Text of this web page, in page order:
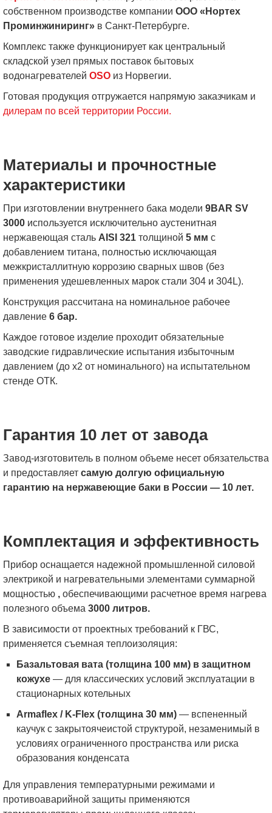
собственном производстве компании ООО «Нортех
Проминжиниринг» в Санкт-Петербурге.
Комплекс также функционирует как центральный
складской узел прямых поставок бытовых
водонагревателей OSO из Норвегии.
Готовая продукция отгружается напрямую заказчикам и
дилерам по всей территории России.
Материалы и прочностные
характеристики
При изготовлении внутреннего бака модели 9BAR SV
3000 используется исключительно аустенитная
нержавеющая сталь AISI 321 толщиной 5 мм с
добавлением титана, полностью исключающая
межкристаллитную коррозию сварных швов (без
применения удешевленных марок стали 304 и 304L).
Конструкция рассчитана на номинальное рабочее
давление 6 бар.
Каждое готовое изделие проходит обязательные
заводские гидравлические испытания избыточным
давлением (до x2 от номинального) на испытательном
стенде ОТК.
Гарантия 10 лет от завода
Завод-изготовитель в полном объеме несет обязательства
и предоставляет самую долгую официальную
гарантию на нержавеющие баки в России — 10 лет.
Комплектация и эффективность
Прибор оснащается надежной промышленной силовой
электрикой и нагревательными элементами суммарной
мощностью , обеспечивающими расчетное время нагрева
полезного объема 3000 литров.
В зависимости от проектных требований к ГВС,
применяется съемная теплоизоляция:
Базальтовая вата (толщина 100 мм) в защитном
кожухе— для классических условий эксплуатации в
стационарных котельных
Armaflex / K-Flex (толщина 30 мм)— вспененный
каучук с закрытоячеистой структурой, незаменимый в
условиях ограниченного пространства или риска
образования конденсата
Для управления температурными режимами и
противоаварийной защиты применяются